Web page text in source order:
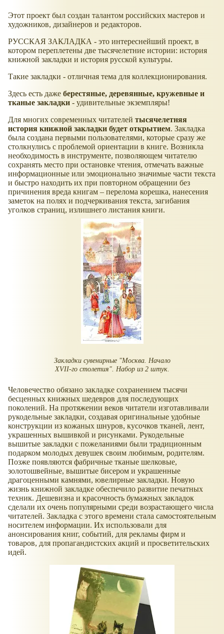
Этот проект был создан талантом российских мастеров и
художников, дизайнеров и редакторов.
РУССКАЯ ЗАКЛАДКА - это интереснейший проект, в
котором переплетены две тысячелетние истории: история
книжной закладки и история русской культуры.
Такие закладки - отличная тема для коллекционирования.
Здесь есть даже берестяные, деревянные, кружевные и
тканые закладки - удивительные экземпляры!
Для многих современных читателей тысячелетняя
история книжной закладки будет открытием. Закладка
была создана первыми пользователями, которые сразу же
столкнулись с проблемой ориентации в книге. Возникла
необходимость в инструменте, позволяющем читателю
сохранять место при остановке чтения, отмечать важные
информационные или эмоционально значимые части текста
и быстро находить их при повторном обращении без
причинения вреда книгам – перелома корешка, нанесения
заметок на полях и подчеркивания текста, загибания
уголков страниц, излишнего листания книги.
Закладки сувенирные "Москва. Начало
XVII-го столетия". Набор из 2 штук.
Человечество обязано закладке сохранением тысячи
бесценных книжных шедевров для последующих
поколений. На протяжении веков читатели изготавливали
рукодельные закладки, создавая оригинальные удобные
конструкции из кожаных шнуров, кусочков тканей, лент,
украшенных вышивкой и рисунками. Рукодельные
вышитые закладки с пожеланиями были традиционным
подарком молодых девушек своим любимым, родителям.
Позже появляются фабричные тканые шелковые,
золотошвейные, вышитые бисером и украшенные
драгоценными камнями, ювелирные закладки. Новую
жизнь книжной закладке обеспечило развитие печатных
техник. Дешевизна и красочность бумажных закладок
сделали их очень популярными среди возрастающего числа
читателей. Закладка с этого времени стала самостоятельным
носителем информации. Их использовали для
анонсирования книг, событий, для рекламы фирм и
товаров, для пропагандистских акций и просветительских
идей.